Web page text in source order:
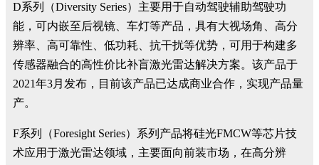
D系列（Diversity Series）主要用于自动驾驶辅助驾驶功
能，可内嵌至后视镜、车灯等产品，具有大视场角、高分
辨率、高可靠性、低功耗、抗干扰等优势，可用于构建多
传感器融合的高性价比补盲激光雷达解决方案。该产品于
2021年3月发布，目前该产品已达成商业合作，实现产品量
产。
F系列（Foresight Series）系列产品将硅光FMCW等芯片技
术应用于激光雷达领域，主要面向前装市场，在高分辨